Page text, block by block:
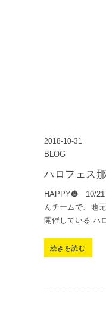
2018-10-31
BLOG
ハロフェス
HAPPY🎃 10/21
んチームで、地
開催している ハ
続きを読む